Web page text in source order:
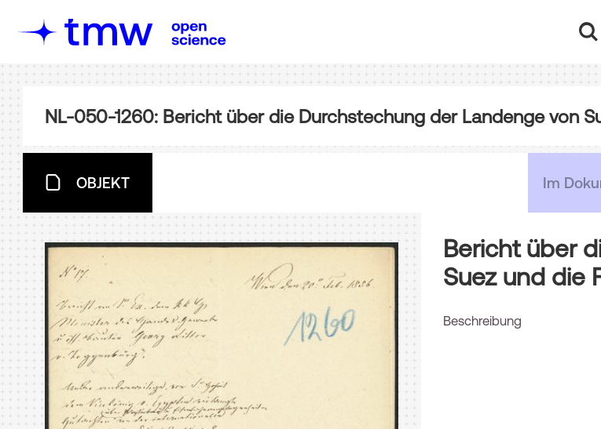
NL-050-1260: Bericht über die Durchstechung der Landenge von
OBJEKT
Bericht über
Suez und die
Beschreibung